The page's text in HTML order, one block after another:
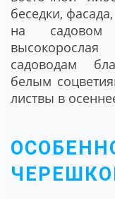
беседки,
на садовом
садоводам
белым
листвы в